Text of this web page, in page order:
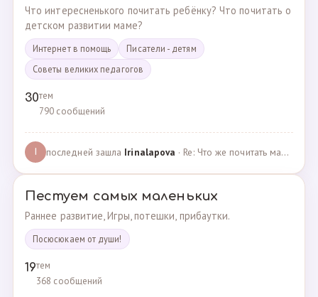
Что интересненького почитать ребёнку? Что почитать о
детском развитии маме?
Интернет в помощь
Писатели - детям
Советы великих педагогов
30тем
790 сообщений
последней зашла Irinalapova · Re: Что же почитать маме о правильном воспитании ре? · 23.02.2025
Пестуем самых маленьких
Раннее развитие, Игры, потешки, прибаутки.
Посюсюкаем от души!
19тем
368 сообщений